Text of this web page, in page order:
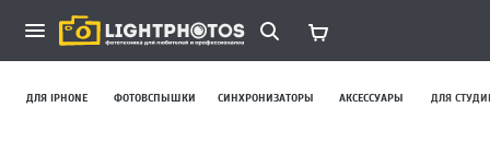
ДЛЯ IPHONE ФОТОВСПЫШКИ СИНХРОНИЗАТОРЫ АКСЕССУАРЫ ДЛЯ